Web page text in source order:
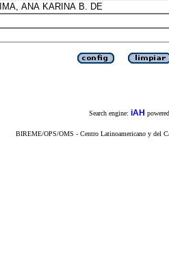
Search engine: iAH
BIREME/OPS/OMS - Centro Latinoamericano y del